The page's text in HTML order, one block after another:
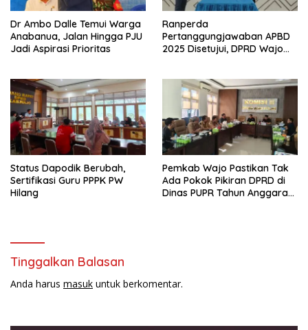
Dr Ambo Dalle Temui Warga
Anabanua, Jalan Hingga PJU
Jadi Aspirasi Prioritas
Ranperda
Pertanggungjawaban APBD
2025 Disetujui, DPRD Wajo
Efektif
Status Dapodik Berubah,
Sertifikasi Guru PPPK PW
Hilang
Pemkab Wajo Pastikan Tak
Ada Pokok Pikiran DPRD di
Dinas PUPR Tahun Anggaran
Tinggalkan Balasan
Anda harus masuk untuk berkomentar.